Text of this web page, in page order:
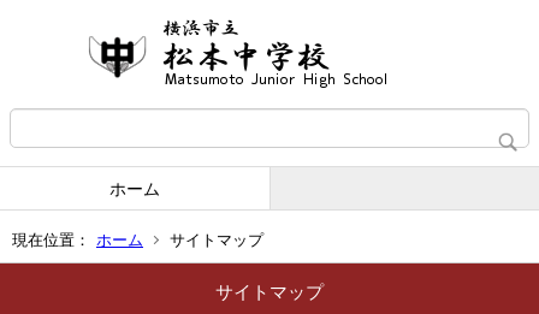
ホーム
現在位置： ホーム サイトマップ
サイトマップ